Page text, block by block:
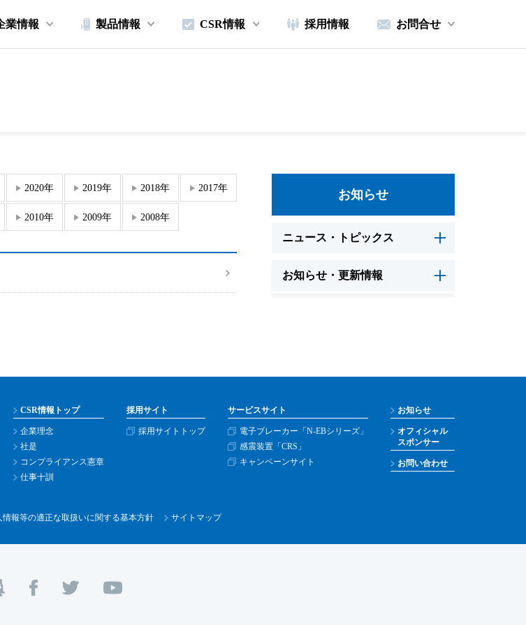
業情報 製品情報 CSR情報 採用情報 お問合せ
2020年 2019年 2018年 2017年
2010年 2009年 2008年
お知らせ
ニュース・トピックス
お知らせ・更新情報
CSR情報トップ
企業理念
社是
コンプライアンス憲章
仕事十訓
採用サイト
採用サイトトップ
サービスサイト
電子ブレーカー「N-EBシリーズ」
感震装置「CRS」
キャンペーンサイト
お知らせ
オフィシャル
スポンサー
お問い合わせ
情報等の適正な取扱いに関する基本方針 サイトマップ